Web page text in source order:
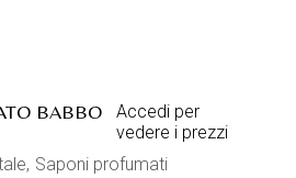
BABBO
Accedi per
vedere i prezzi
Saponi profumati